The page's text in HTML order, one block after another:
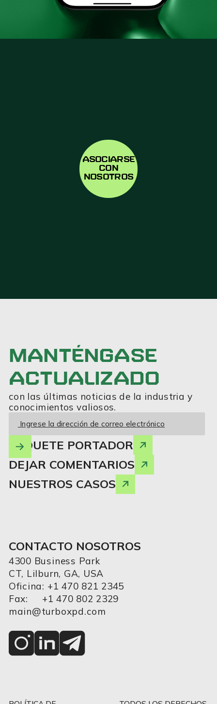
ASOCIARSE
CON
NOSOTROS
CONTACTO NOSOTROS
4300 Business Park
CT, Lilburn, GA, USA
Oficina: +1 470 821 2345
Fax: +1 470 802 2329
main@turboxpd.com
MANTÉNGASE
ACTUALIZADO
con las últimas noticias de la industria y
conocimientos valiosos.
PAQUETE PORTADOR
DEJAR COMENTARIOS
NUESTROS CASOS